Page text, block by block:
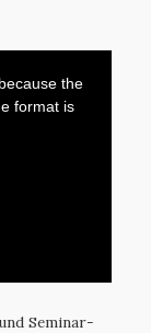
the
format is
Seminar-